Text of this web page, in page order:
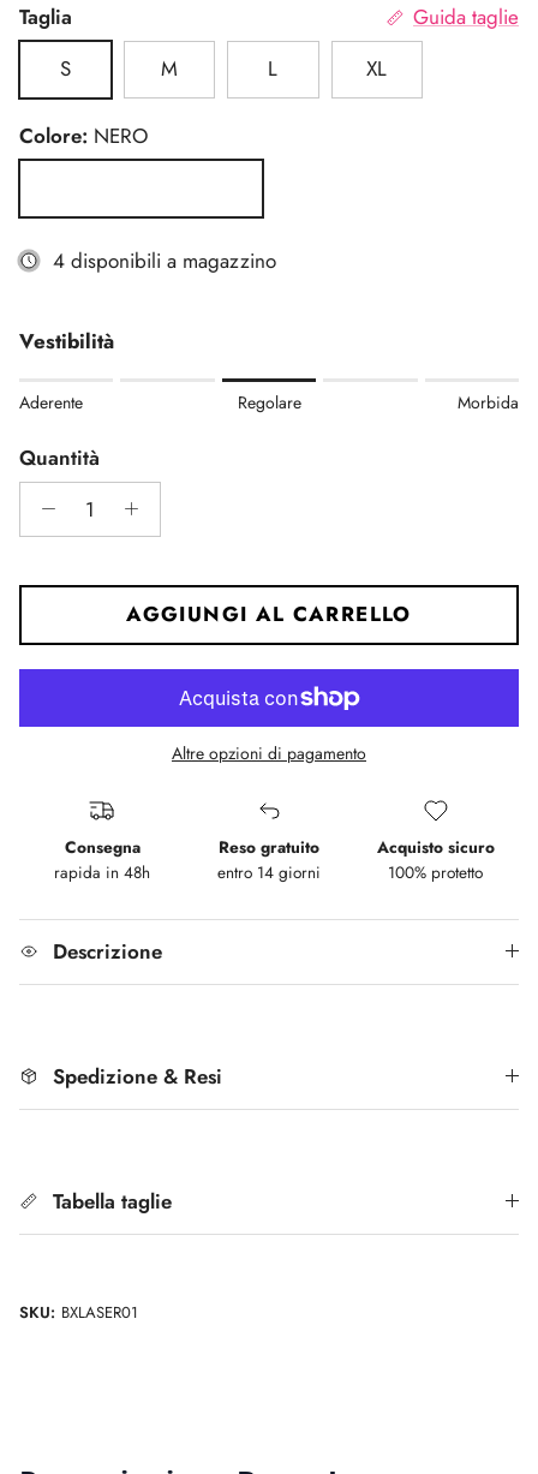
Taglia
Guida taglie
S
M L XL
Colore: NERO
4 disponibili a magazzino
Vestibilità
Rating of 1 means Aderente.
Rating of 5 means Morbida.
The rating of this product for "" is 3.
Aderente Regolare Morbida
Quantità
AGGIUNGI AL CARRELLO
Altre opzioni di pagamento
Consegna
rapida in 48h
Reso gratuito
entro 14 giorni
Acquisto sicuro
100% protetto
Descrizione
Spedizione & Resi
Tabella taglie
SKU: BXLASER01